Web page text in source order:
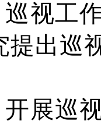
巡视工
提出巡
开展巡